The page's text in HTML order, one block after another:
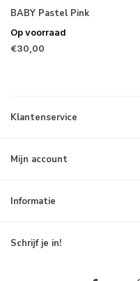
BABY Pastel Pink
Op voorraad
€30,00
Klantenservice
Mijn account
Informatie
Schrijf je in!